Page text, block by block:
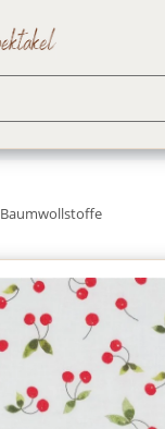
Baumwollstoffe